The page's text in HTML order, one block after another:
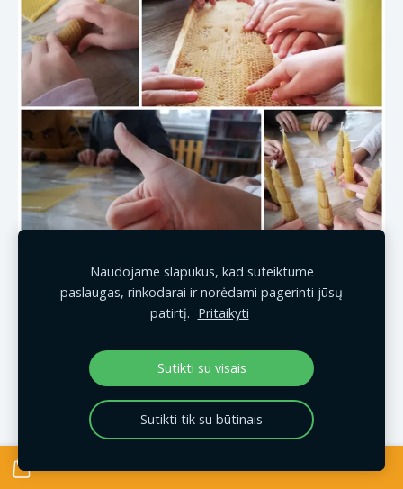
Naudojame slapukus, kad suteiktume
paslaugas, rinkodarai ir norėdami pagerinti jūsų
patirtį. Pritaikyti
Sutikti su visais
Sutikti tik su būtinais